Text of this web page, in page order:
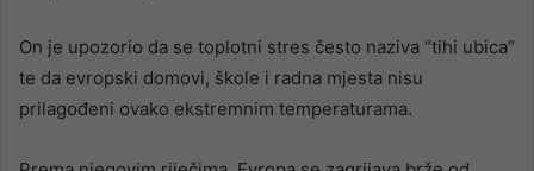
On je upozorio da se toplotni stres često naziva “tihi ubica”
te da evropski domovi, škole i radna mjesta nisu
prilagođeni ovako ekstremnim temperaturama.